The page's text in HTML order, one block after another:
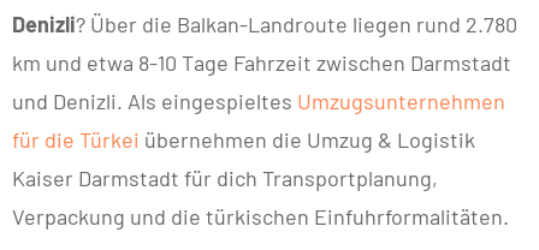
Denizli? Über die Balkan-Landroute liegen rund 2.780
km und etwa 8-10 Tage Fahrzeit zwischen Darmstadt
und Denizli. Als eingespieltes Umzugsunternehmen
für die Türkei übernehmen die Umzug & Logistik
Kaiser Darmstadt für dich Transportplanung,
Verpackung und die türkischen Einfuhrformalitäten.